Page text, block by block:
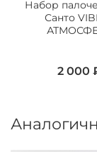
Набор
Санто
2 000